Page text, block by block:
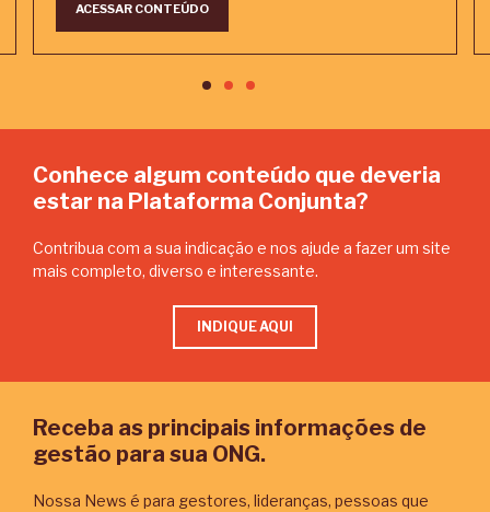
ACESSAR CONTEÚDO
Conhece algum conteúdo que deveria
estar na Plataforma Conjunta?
Contribua com a sua indicação e nos ajude a fazer um site
mais completo, diverso e interessante.
INDIQUE AQUI
Receba as principais informações de
gestão para sua ONG.
Nossa News é para gestores, lideranças, pessoas que